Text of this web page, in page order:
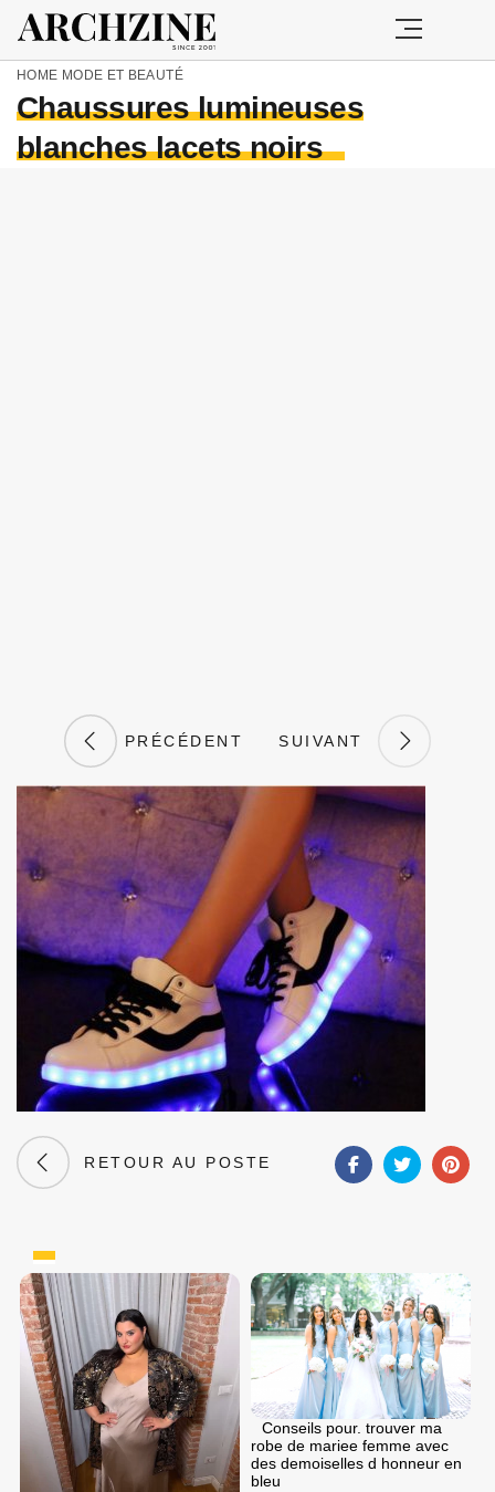
HOME MODE ET BEAUTÉ
Chaussures lumineuses
blanches lacets noirs
PRÉCÉDENT SUIVANT
RETOUR AU POSTE
Conseils pour. trouver ma
robe de mariee femme avec
des demoiselles d honneur en
bleu